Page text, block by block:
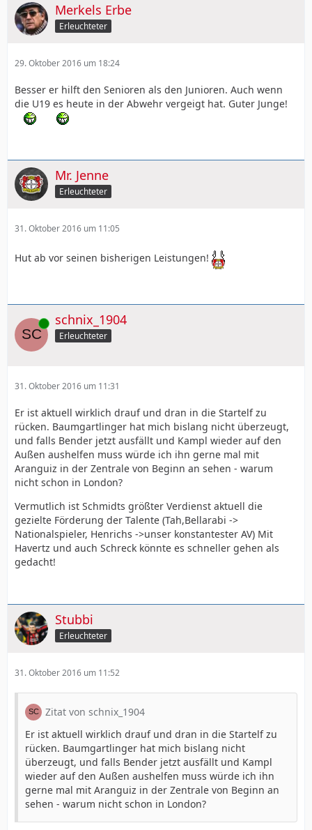
Merkels Erbe
Erleuchteter
29. Oktober 2016 um 18:24
Besser er hilft den Senioren als den Junioren. Auch wenn
die U19 es heute in der Abwehr vergeigt hat. Guter Junge!
Mr. Jenne
Erleuchteter
31. Oktober 2016 um 11:05
Hut ab vor seinen bisherigen Leistungen!
Online schnix_1904
Erleuchteter
31. Oktober 2016 um 11:31
Er ist aktuell wirklich drauf und dran in die Startelf zu
rücken. Baumgartlinger hat mich bislang nicht überzeugt,
und falls Bender jetzt ausfällt und Kampl wieder auf den
Außen aushelfen muss würde ich ihn gerne mal mit
Aranguiz in der Zentrale von Beginn an sehen - warum
nicht schon in London?
Vermutlich ist Schmidts größter Verdienst aktuell die
gezielte Förderung der Talente (Tah,Bellarabi ->
Nationalspieler, Henrichs ->unser konstantester AV) Mit
Havertz und auch Schreck könnte es schneller gehen als
gedacht!
Stubbi
Erleuchteter
31. Oktober 2016 um 11:52
Zitat von schnix_1904
Er ist aktuell wirklich drauf und dran in die Startelf zu
rücken. Baumgartlinger hat mich bislang nicht
überzeugt, und falls Bender jetzt ausfällt und Kampl
wieder auf den Außen aushelfen muss würde ich ihn
gerne mal mit Aranguiz in der Zentrale von Beginn an
sehen - warum nicht schon in London?